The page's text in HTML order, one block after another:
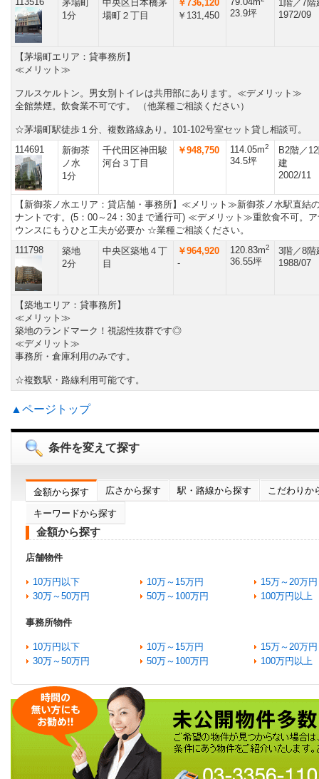
茅場町
1分
中央区日本橋茅
場町２丁目
￥736,120
￥131,450
23.9坪
1階／7階
1972/09
【茅場町エリア：貸事務所】
≪メリット≫
フルスケルトン。男女別トイレは共用部にあります。≪デメリット≫
全館禁煙。飲食業不可です。 （他業種ご相談ください）
☆茅場町駅徒歩１分、複数路線あり。101-102号室セット貸し相談可。
114691
新御茶
ノ水
1分
千代田区神田駿
河台３丁目
￥948,750 114.05m2
34.5坪
B2階／
建
2002/11
【新御茶ノ水エリア：貸店舗・事務所】≪メリット≫新御茶ノ水駅直結
ナントです。(5：00～24：30まで通行可) ≪デメリット≫重飲食不可。
ウンスにもうひと工夫が必要か ☆業種ご相談ください。
111798
築地
2分
中央区築地４丁
目
￥964,920
-
120.83m2
36.55坪
3階／8階
1988/07
【築地エリア：貸事務所】
≪メリット≫
築地のランドマーク！視認性抜群です◎
≪デメリット≫
事務所・倉庫利用のみです。
☆複数駅・路線利用可能です。
▲ページトップ
条件を変えて探す
金額から探す 広さから探す 駅・路線から探す こだわりか
キーワードから探す
金額から探す
店舗物件
10万円以下 10万～15万円
15万～20万円
30万～50万円
50万～100万円 100万円以上
事務所物件
10万円以下 10万～15万円
15万～20万円
30万～50万円
50万～100万円 100万円以上